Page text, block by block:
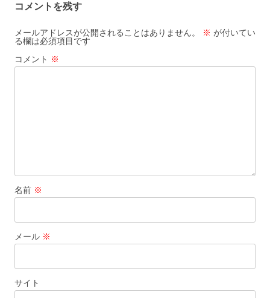
コメントを残す
メールアドレスが公開されることはありません。 ※ が付いてい
る欄は必須項目です
コメント ※
名前 ※
メール ※
サイト